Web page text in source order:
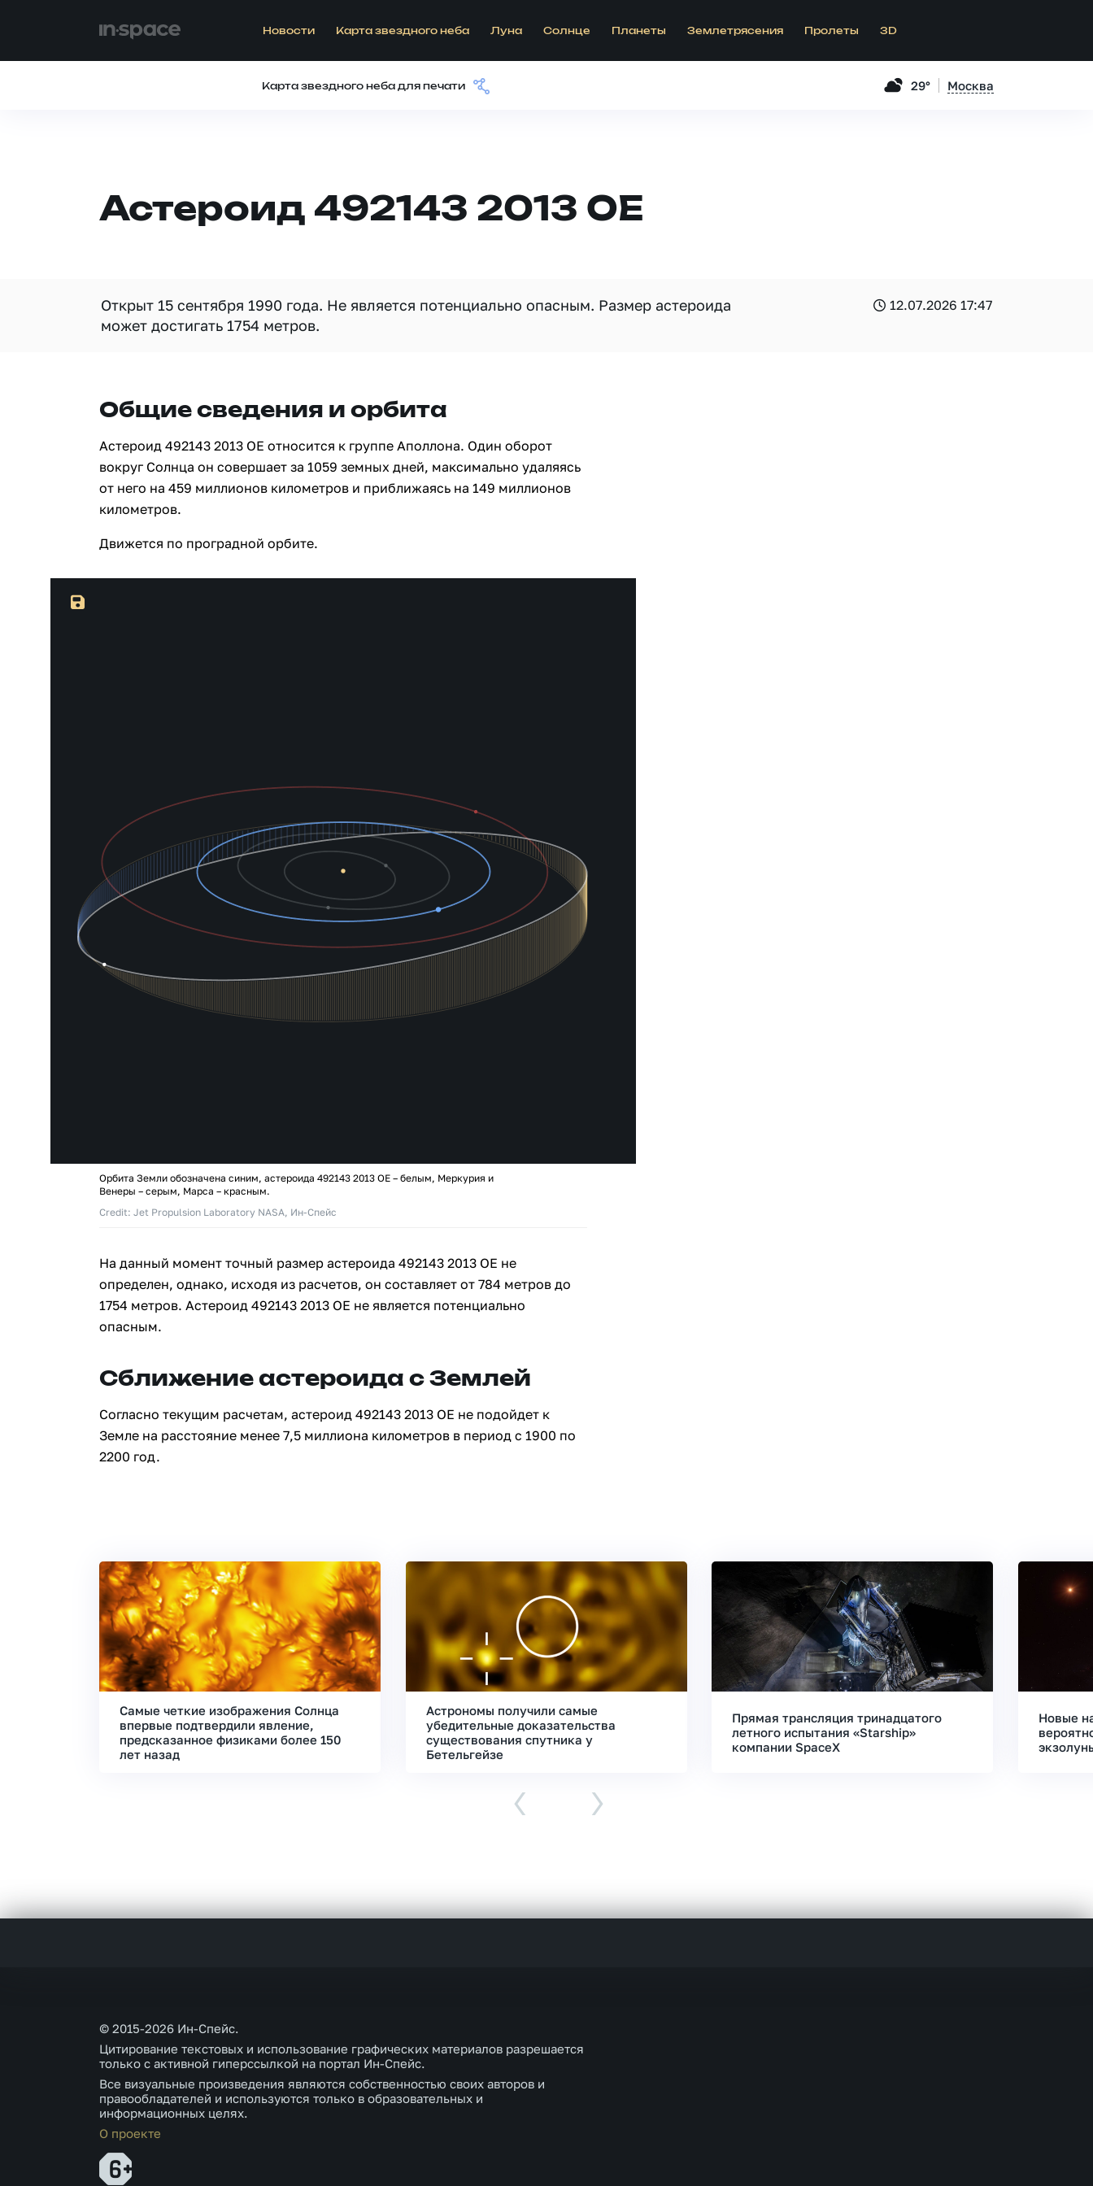
Новости Карта звездного неба Луна Солнце Планеты Землетрясения Пролеты 3D
Карта звездного неба для печати 29° Москва
Астероид 492143 2013 OE
Открыт 15 сентября 1990 года. Не является потенциально опасным. Размер астероида
может достигать 1754 метров.
12.07.2026 17:47
Общие сведения и орбита
Астероид 492143 2013 OE относится к группе Аполлона. Один оборот
вокруг Солнца он совершает за 1059 земных дней, максимально удаляясь
от него на 459 миллионов километров и приближаясь на 149 миллионов
километров.
Движется по проградной орбите.
Орбита Земли обозначена синим, астероида 492143 2013 OE – белым, Меркурия и
Венеры – серым, Марса – красным.
Credit: Jet Propulsion Laboratory NASA, Ин-Спейс
На данный момент точный размер астероида 492143 2013 OE не
определен, однако, исходя из расчетов, он составляет от 784 метров до
1754 метров. Астероид 492143 2013 OE не является потенциально
опасным.
Сближение астероида с Землей
Согласно текущим расчетам, астероид 492143 2013 OE не подойдет к
Земле на расстояние менее 7,5 миллиона километров в период с 1900 по
2200 год.
Самые четкие изображения Солнца
впервые подтвердили явление,
предсказанное физиками более 150
лет назад
Астрономы получили самые
убедительные доказательства
существования спутника у
Бетельгейзе
Прямая трансляция тринадцатого
летного испытания «Starship»
компании SpaceX
Новые
‹ ›
© 2015-2026 Ин-Спейс.
Цитирование текстовых и использование графических материалов разрешается
только с активной гиперссылкой на портал Ин-Спейс.
Все визуальные произведения являются собственностью своих авторов и
правообладателей и используются только в образовательных и
информационных целях.
О проекте